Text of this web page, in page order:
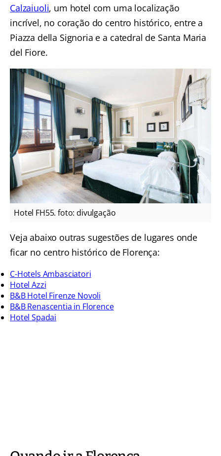
Calzaiuoli, um hotel com uma localização
incrível, no coração do centro histórico, entre a
Piazza della Signoria e a catedral de Santa Maria
del Fiore.
Hotel FH55. foto: divulgação
Veja abaixo outras sugestões de lugares onde
ficar no centro histórico de Florença:
C-Hotels Ambasciatori
Hotel Azzi
B&B Hotel Firenze Novoli
B&B Renascentia in Florence
Hotel Spadai